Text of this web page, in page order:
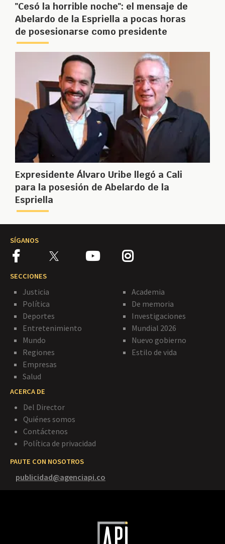
"Cesó la horrible noche": el mensaje de
Abelardo de la Espriella a pocas horas
de posesionarse como presidente
Expresidente Álvaro Uribe llegó a Cali
para la posesión de Abelardo de la
Espriella
SÍGANOS
SECCIONES
Justicia
Política
Deportes
Entretenimiento
Mundo
Regiones
Empresas
Salud
Academia
De memoria
Investigaciones
Mundial 2026
Nuevo gobierno
Estilo de vida
ACERCA DE
Del Director
Quiénes somos
Contáctenos
Política de privacidad
PAUTE CON NOSOTROS
publicidad@agenciapi.co